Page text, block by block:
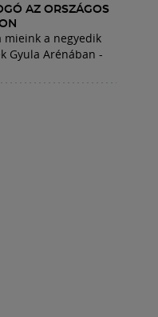
AZ ORSZÁGOS
mieink a negyedik
Gyula Arénában -